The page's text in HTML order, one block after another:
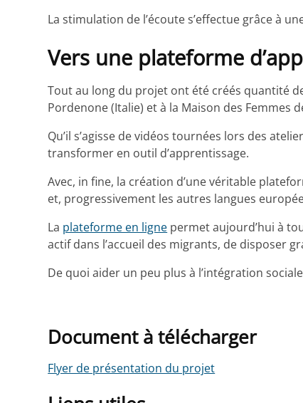
La stimulation de l’écoute s’effectue grâce à
Vers une plateforme
Tout au long du projet ont été créés quantité
Pordenone (Italie) et à la Maison des Femmes
Qu’il s’agisse de vidéos tournées lors des
transformer en outil d’apprentissage.
Avec, in fine, la création d’une véritable
et, progressivement les autres langues
La plateforme en ligne permet aujourd’hui à
actif dans l’accueil des migrants, de disposer
De quoi aider un peu plus à l’intégration
Document à télécharger
Flyer de présentation du projet